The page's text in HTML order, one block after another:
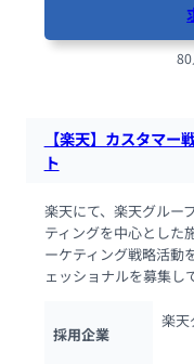
【楽天】カスタマー
ト
楽天にて、楽天グルー
ティングを中心とした
ーケティング戦略活動
ェッショナルを募集し
採用企業
楽天